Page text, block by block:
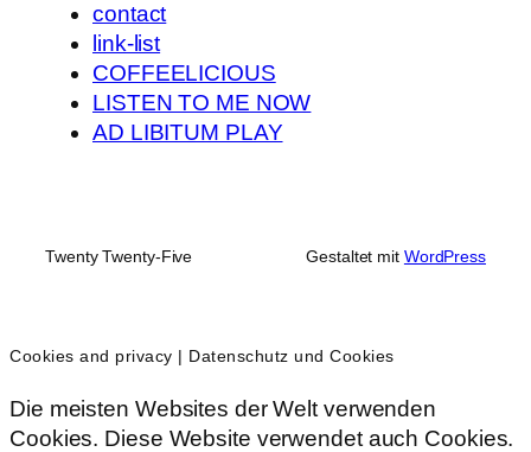
contact
link-list
COFFEELICIOUS
LISTEN TO ME NOW
AD LIBITUM PLAY
Twenty Twenty-Five Gestaltet mit WordPress
Cookies and privacy | Datenschutz und Cookies
Die meisten Websites der Welt verwenden
Cookies. Diese Website verwendet auch Cookies.